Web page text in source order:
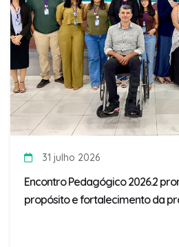
31 julho 2026
Encontro Pedagógico 2026.2
propósito e fortalecimento da